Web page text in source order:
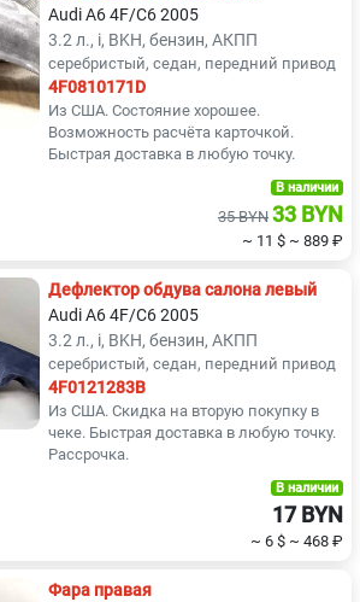
Audi A6 4F/C6 2005
3.2 л., i, BKH, бензин, АКПП
серебристый, седан, передний привод
4F0810171D
Из США. Состояние хорошее.
Возможность расчёта карточкой.
Быстрая доставка в любую точку.
В наличии
35 BYN 33 BYN
~ 11 $ ~ 889 ₽
Дефлектор обдува салона левый
Audi A6 4F/C6 2005
3.2 л., i, BKH, бензин, АКПП
серебристый, седан, передний привод
4F0121283B
Из США. Скидка на вторую покупку в
чеке. Быстрая доставка в любую точку.
Рассрочка.
В наличии
17 BYN
~ 6 $ ~ 468 ₽
Фара правая